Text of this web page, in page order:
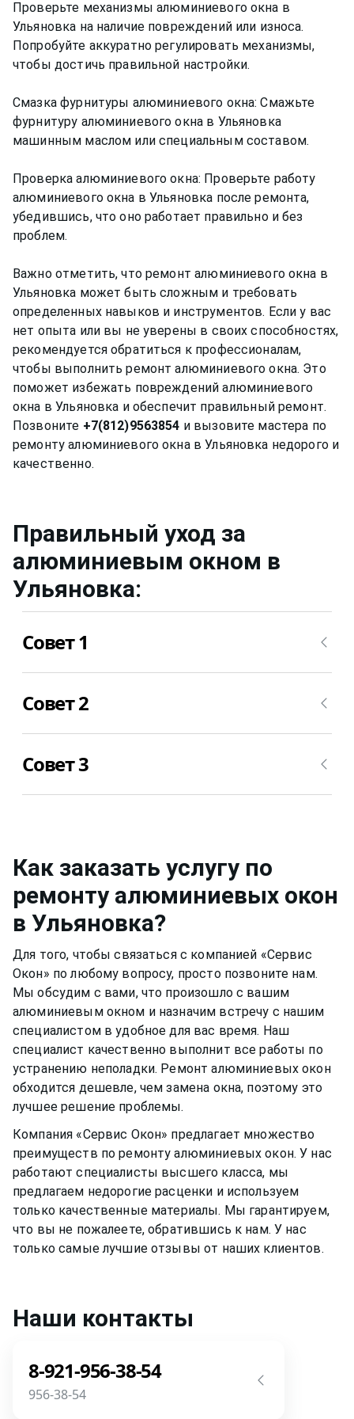
Проверьте механизмы алюминиевого окна в
Ульяновка на наличие повреждений или износа.
Попробуйте аккуратно регулировать механизмы,
чтобы достичь правильной настройки.
Смазка фурнитуры алюминиевого окна: Смажьте
фурнитуру алюминиевого окна в Ульяновка
машинным маслом или специальным составом.
Проверка алюминиевого окна: Проверьте работу
алюминиевого окна в Ульяновка после ремонта,
убедившись, что оно работает правильно и без
проблем.
Важно отметить, что ремонт алюминиевого окна в
Ульяновка может быть сложным и требовать
определенных навыков и инструментов. Если у вас
нет опыта или вы не уверены в своих способностях,
рекомендуется обратиться к профессионалам,
чтобы выполнить ремонт алюминиевого окна. Это
поможет избежать повреждений алюминиевого
окна в Ульяновка и обеспечит правильный ремонт.
Позвоните +7(812)9563854 и вызовите мастера по
ремонту алюминиевого окна в Ульяновка недорого и
Правильный уход за
алюминиевым окном в
Ульяновка:
Совет 1
средствами, ведь спиртовой или любой другой
последствия. Цвет пластика из белого может
превратиться в желтоватый, потрескаться,
стать уже не таким приятным глазу.
Совет 2
также, но для него уже можно применять не
растворы для мытья окон в Ульяновкаили
или резиновый уплотнитель. Вещества, которые
разбавлены в растворе, могут испортить
качество материала рамы или резину.
Совет 3
скапливалась пыль.Если уделять хотя бы немного
времени пластиковому окну, оно может
прослужить вам долгими тихими и теплыми
годами.
Как заказать услугу по
ремонту алюминиевых окон
в Ульяновка?
Для того, чтобы связаться с компанией «Сервис
Окон» по любому вопросу, просто позвоните нам.
Мы обсудим с вами, что произошло с вашим
алюминиевым окном и назначим встречу с нашим
специалистом в удобное для вас время. Наш
специалист качественно выполнит все работы по
устранению неполадки. Ремонталюминиевых окон
обходится дешевле, чем замена окна, поэтому это
лучшее решение проблемы.
Компания «Сервис Окон» предлагает множество
преимуществ по ремонту алюминиевых окон. У нас
работают специалисты высшего класса, мы
предлагаем недорогие расценки и используем
только качественные материалы. Мы гарантируем,
что вы не пожалеете, обратившись к нам. У нас
только самые лучшие отзывы от наших клиентов.
Наши контакты
8-921-956-38-54
956-38-54